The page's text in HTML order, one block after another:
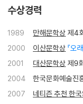
대학살사건’을 모티프로 한
무렵》으로 프랑스 에밀
삼대》가 인터내셔널 부커
수상경력
1989 만해문학상 제4
2000
이산문학상 『오
2001
대산문학상 제9
2004
한국문화예술진
2007
네티즌 추천 한